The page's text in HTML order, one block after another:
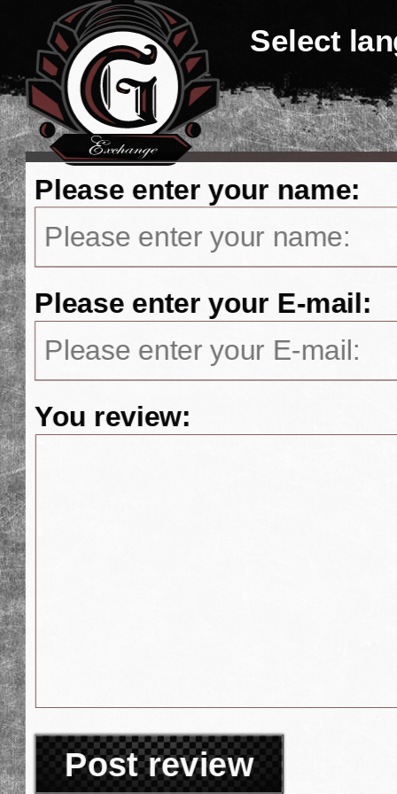
Select
Please enter your name:
Please enter your E-mail:
You review:
Post review